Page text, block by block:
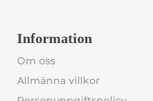
Information
Om oss
Allmänna villkor